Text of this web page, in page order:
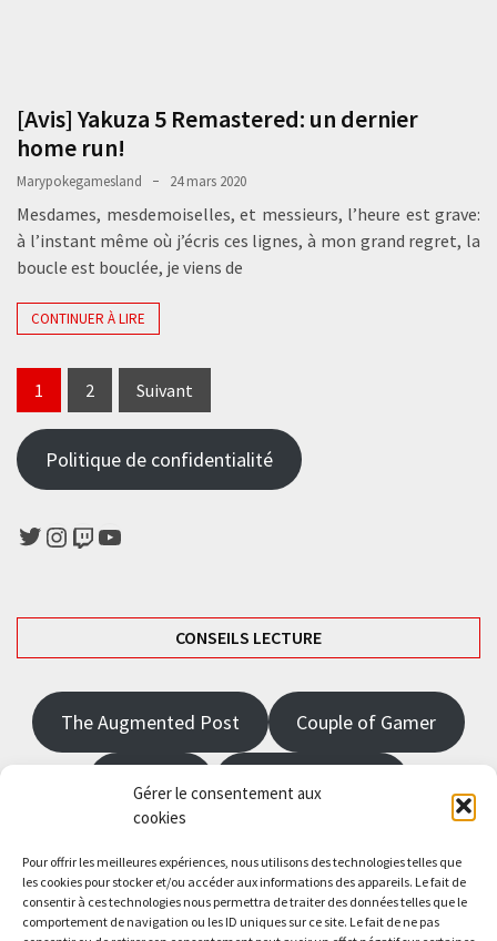
Gérer le consentement aux
cookies
Pour offrir les meilleures expériences, nous utilisons des technologies telles que
les cookies pour stocker et/ou accéder aux informations des appareils. Le fait de
consentir à ces technologies nous permettra de traiter des données telles que le
comportement de navigation ou les ID uniques sur ce site. Le fait de ne pas
[Avis] Yakuza 5 Remastered: un dernier
home run!
Marypokegamesland 24 mars 2020
Mesdames, mesdemoiselles, et messieurs, l’heure est grave:
à l’instant même où j’écris ces lignes, à mon grand regret, la
boucle est bouclée, je viens de
CONTINUER À LIRE
Pagination
des
publications
1 2 Suivant
Politique de confidentialité
Twitter
Instagram
TwitchYouTube
CONSEILS LECTURE
The Augmented Post Couple of Gamer
JRPGFR State of Gaming
Saisissez votre adresse e-mail…
Abonnez-vous